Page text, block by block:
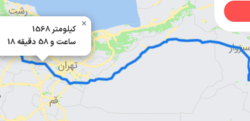
1568 کیلومتر
18 ساعت و 58 دقیقه
×